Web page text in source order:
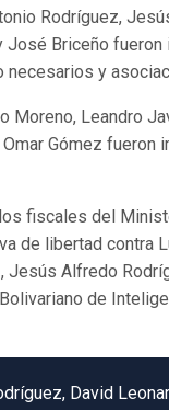
Rodríguez,
Briceño
necesarios y
Leandro
Gómez
fiscales del
de libertad contra
Alfredo
de
David